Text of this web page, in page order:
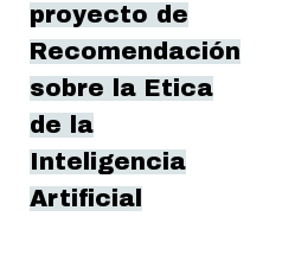
proyecto de
Recomendación
sobre la Etica
de la
Inteligencia
Artificial